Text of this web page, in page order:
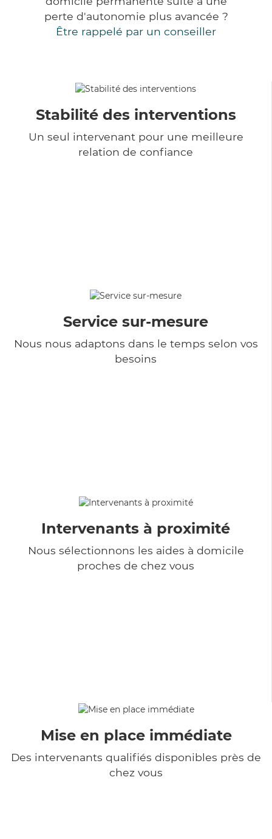
perte d'autonomie plus avancée ?
Être rappelé par un conseiller
Stabilité des interventions
Un seul intervenant pour une meilleure
relation de confiance
Service sur-mesure
Nous nous adaptons dans le temps selon vos
besoins
Intervenants à proximité
Nous sélectionnons les aides à domicile
proches de chez vous
Mise en place immédiate
Des intervenants qualifiés disponibles près de
chez vous